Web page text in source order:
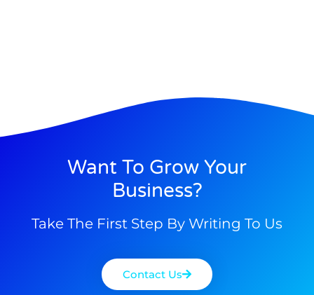
Want To Grow Your
Business?
Take The First Step By Writing To Us
Contact Us